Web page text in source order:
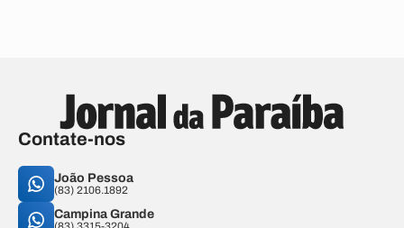
Contate-nos
João Pessoa
(83) 2106.1892
Campina Grande